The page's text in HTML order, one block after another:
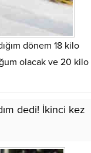
dönem 18 kilo
olacak ve 20 kilo
dedi! İkinci kez